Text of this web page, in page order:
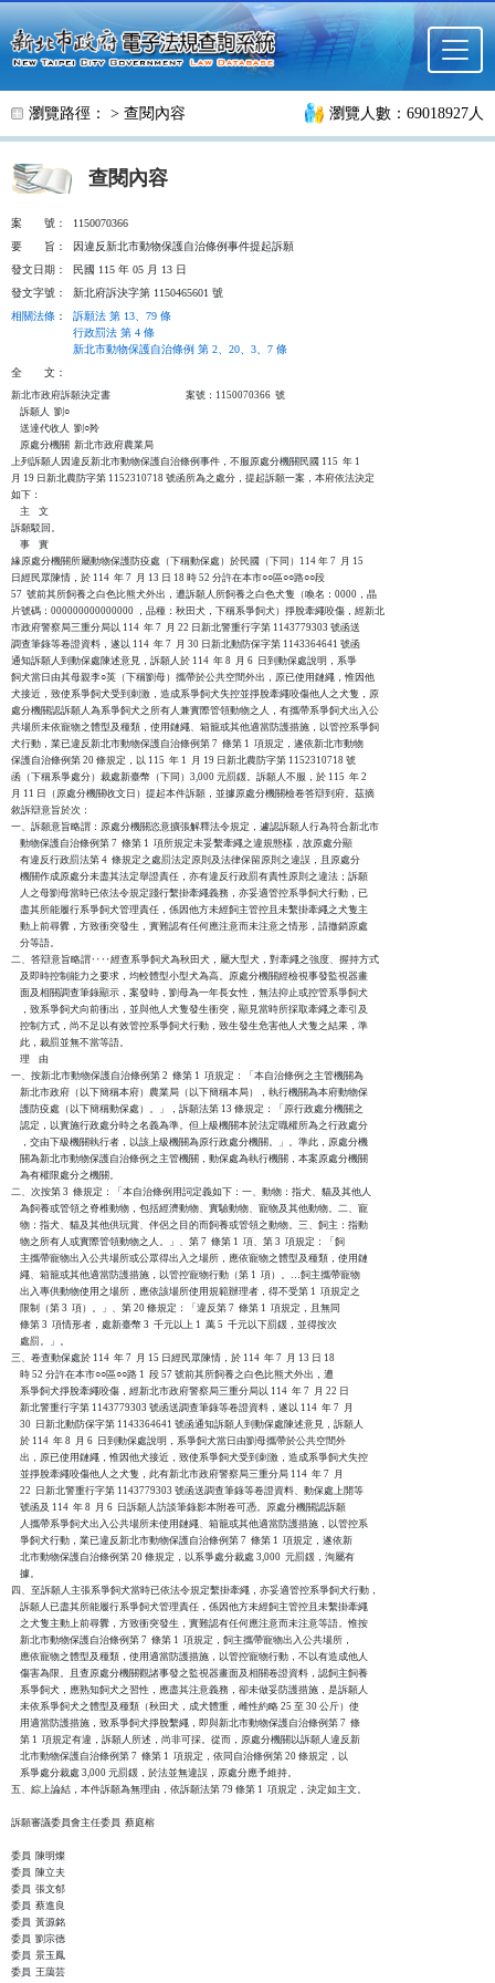
跳至主要內容
瀏覽路徑： > 查閱內容 瀏覽人數：69018927人
查閱內容
案 號：
1150070366
要
旨：
因違反新北市動物保護自治條例事件提起訴願
發文日期：
民國 115 年 05 月 13 日
發文字號：
新北府訴決字第 1150465601 號
相關法條 ：
訴願法 第 13、79 條
行政罰法 第 4 條
新北市動物保護自治條例 第 2、20、3、7 條
全
文：
新北市政府訴願決定書                                  案號：1150070366  號
    訴願人  劉○
    送達代收人  劉○羚
    原處分機關  新北市政府農業局
上列訴願人因違反新北市動物保護自治條例事件，不服原處分機關民國 115  年 1
月 19 日新北農防字第 1152310718 號函所為之處分，提起訴願一案，本府依法決定
如下：
    主    文
訴願駁回。
    事    實
緣原處分機關所屬動物保護防疫處（下稱動保處）於民國（下同）114 年 7  月 15
日經民眾陳情，於 114  年 7  月 13 日 18 時 52 分許在本市○○區○○路○○段
57  號前其所飼養之白色比熊犬外出，遭訴願人所飼養之白色犬隻（喚名：0000，晶
片號碼：000000000000000 ，品種：秋田犬，下稱系爭飼犬）掙脫牽繩咬傷，經新北
市政府警察局三重分局以 114  年 7  月 22 日新北警重行字第 1143779303 號函送
調查筆錄等卷證資料，遂以 114  年 7  月 30 日新北動防保字第 1143364641 號函
通知訴願人到動保處陳述意見，訴願人於 114  年 8  月 6  日到動保處說明，系爭
飼犬當日由其母親李○英（下稱劉母）攜帶於公共空間外出，原已使用鏈繩，惟因他
犬接近，致使系爭飼犬受到刺激，造成系爭飼犬失控並掙脫牽繩咬傷他人之犬隻，原
處分機關認訴願人為系爭飼犬之所有人兼實際管領動物之人，有攜帶系爭飼犬出入公
共場所未依寵物之體型及種類，使用鏈繩、箱籠或其他適當防護措施，以管控系爭飼
犬行動，業已違反新北市動物保護自治條例第 7  條第 1  項規定，遂依新北市動物
保護自治條例第 20 條規定，以 115  年 1  月 19 日新北農防字第 1152310718 號
函（下稱系爭處分）裁處新臺幣（下同）3,000 元罰鍰。訴願人不服，於 115  年 2
月 11 日（原處分機關收文日）提起本件訴願，並據原處分機關檢卷答辯到府。茲摘
敘訴辯意旨於次：
一、訴願意旨略謂：原處分機關恣意擴張解釋法令規定，遽認訴願人行為符合新北市
    動物保護自治條例第 7  條第 1  項所規定未妥繫牽繩之違規態樣，故原處分顯
    有違反行政罰法第 4  條規定之處罰法定原則及法律保留原則之違誤，且原處分
    機關作成原處分未盡其法定舉證責任，亦有違反行政罰有責性原則之違法；訴願
    人之母劉母當時已依法令規定踐行繫掛牽繩義務，亦妥適管控系爭飼犬行動，已
    盡其所能履行系爭飼犬管理責任，係因他方未經飼主管控且未繫掛牽繩之犬隻主
    動上前尋釁，方致衝突發生，實難認有任何應注意而未注意之情形，請撤銷原處
    分等語。
二、答辯意旨略謂‥‥經查系爭飼犬為秋田犬，屬大型犬，對牽繩之強度、握持方式
    及即時控制能力之要求，均較體型小型犬為高。原處分機關經檢視事發監視器畫
    面及相關調查筆錄顯示，案發時，劉母為一年長女性，無法抑止或控管系爭飼犬
    ，致系爭飼犬向前衝出，並與他人犬隻發生衝突，顯見當時所採取牽繩之牽引及
    控制方式，尚不足以有效管控系爭飼犬行動，致生發生危害他人犬隻之結果，準
    此，裁罰並無不當等語。
    理    由
一、按新北市動物保護自治條例第 2  條第 1  項規定：「本自治條例之主管機關為
    新北市政府（以下簡稱本府）農業局（以下簡稱本局），執行機關為本府動物保
    護防疫處（以下簡稱動保處）。」，訴願法第 13 條規定：「原行政處分機關之
    認定，以實施行政處分時之名義為準。但上級機關本於法定職權所為之行政處分
    ，交由下級機關執行者，以該上級機關為原行政處分機關。」。準此，原處分機
    關為新北市動物保護自治條例之主管機關，動保處為執行機關，本案原處分機關
    為有權限處分之機關。
二、次按第 3  條規定：「本自治條例用詞定義如下：一、動物：指犬、貓及其他人
    為飼養或管領之脊椎動物，包括經濟動物、實驗動物、寵物及其他動物。二、寵
    物：指犬、貓及其他供玩賞、伴侶之目的而飼養或管領之動物。三、飼主：指動
    物之所有人或實際管領動物之人。」、第 7  條第 1  項、第 3  項規定：「飼
    主攜帶寵物出入公共場所或公眾得出入之場所，應依寵物之體型及種類，使用鏈
    繩、箱籠或其他適當防護措施，以管控寵物行動（第 1  項）。…飼主攜帶寵物
    出入專供動物使用之場所，應依該場所使用規範辦理者，得不受第 1  項規定之
    限制（第 3  項）。」、第 20 條規定：「違反第 7  條第 1  項規定，且無同
    條第 3  項情形者，處新臺幣 3  千元以上 1  萬 5  千元以下罰鍰，並得按次
    處罰。」。
三、卷查動保處於 114  年 7  月 15 日經民眾陳情，於 114  年 7  月 13 日 18
    時 52 分許在本市○○區○○路 1  段 57 號前其所飼養之白色比熊犬外出，遭
    系爭飼犬掙脫牽繩咬傷，經新北市政府警察局三重分局以 114  年 7  月 22 日
    新北警重行字第 1143779303 號函送調查筆錄等卷證資料，遂以 114  年 7  月
    30  日新北動防保字第 1143364641 號函通知訴願人到動保處陳述意見，訴願人
    於 114  年 8  月 6  日到動保處說明，系爭飼犬當日由劉母攜帶於公共空間外
    出，原已使用鏈繩，惟因他犬接近，致使系爭飼犬受到刺激，造成系爭飼犬失控
    並掙脫牽繩咬傷他人之犬隻，此有新北市政府警察局三重分局 114  年 7  月
    22  日新北警重行字第 1143779303 號函送調查筆錄等卷證資料、動保處上開等
    號函及 114  年 8  月 6  日訴願人訪談筆錄影本附卷可憑。原處分機關認訴願
    人攜帶系爭飼犬出入公共場所未使用鏈繩、箱籠或其他適當防護措施，以管控系
    爭飼犬行動，業已違反新北市動物保護自治條例第 7  條第 1  項規定，遂依新
    北市動物保護自治條例第 20 條規定，以系爭處分裁處 3,000  元罰鍰，洵屬有
    據。
四、至訴願人主張系爭飼犬當時已依法令規定繫掛牽繩，亦妥適管控系爭飼犬行動，
    訴願人已盡其所能履行系爭飼犬管理責任，係因他方未經飼主管控且未繫掛牽繩
    之犬隻主動上前尋釁，方致衝突發生，實難認有任何應注意而未注意等語。惟按
    新北市動物保護自治條例第 7  條第 1  項規定，飼主攜帶寵物出入公共場所，
    應依寵物之體型及種類，使用適當防護措施，以管控寵物行動，不以有造成他人
    傷害為限。且查原處分機關觀諸事發之監視器畫面及相關卷證資料，認飼主飼養
    系爭飼犬，應熟知飼犬之習性，應盡其注意義務，卻未做妥防護措施，是訴願人
    未依系爭飼犬之體型及種類（秋田犬，成犬體重，雌性約略 25 至 30 公斤）使
    用適當防護措施，致系爭飼犬掙脫繫繩，即與新北市動物保護自治條例第 7  條
    第 1  項規定有違，訴願人所述，尚非可採。從而，原處分機關以訴願人違反新
    北市動物保護自治條例第 7  條第 1  項規定，依同自治條例第 20 條規定，以
    系爭處分裁處 3,000 元罰鍰，於法並無違誤，原處分應予維持。
五、綜上論結，本件訴願為無理由，依訴願法第 79 條第 1  項規定，決定如主文。
訴願審議委員會主任委員  蔡庭榕
委員  陳明燦
委員  陳立夫
委員  張文郁
委員  蔡進良
委員  黃源銘
委員  劉宗德
委員  景玉鳳
委員  王藹芸